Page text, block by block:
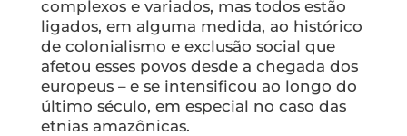
complexos e variados, mas todos estão
ligados, em alguma medida, ao histórico
de colonialismo e exclusão social que
afetou esses povos desde a chegada dos
europeus – e se intensificou ao longo do
último século, em especial no caso das
etnias amazônicas.